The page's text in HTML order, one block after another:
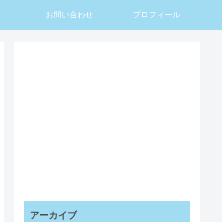
お問い合わせ プロフィール
アーカイブ